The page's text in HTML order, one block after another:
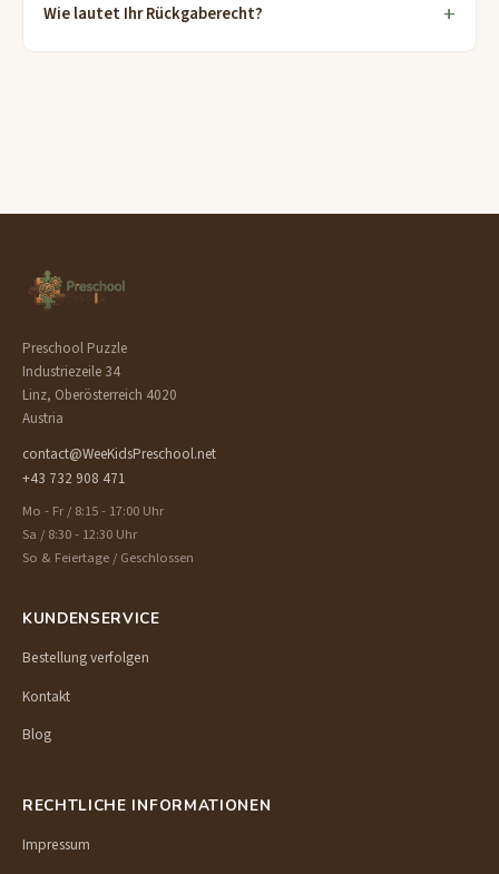
Wie lautet Ihr Rückgaberecht?
Preschool Puzzle
Industriezeile 34
Linz, Oberösterreich 4020
Austria
contact@WeeKidsPreschool.net
+43 732 908 471
Mo - Fr / 8:15 - 17:00 Uhr
Sa / 8:30 - 12:30 Uhr
So & Feiertage / Geschlossen
KUNDENSERVICE
Bestellung verfolgen
Kontakt
Blog
RECHTLICHE INFORMATIONEN
Impressum